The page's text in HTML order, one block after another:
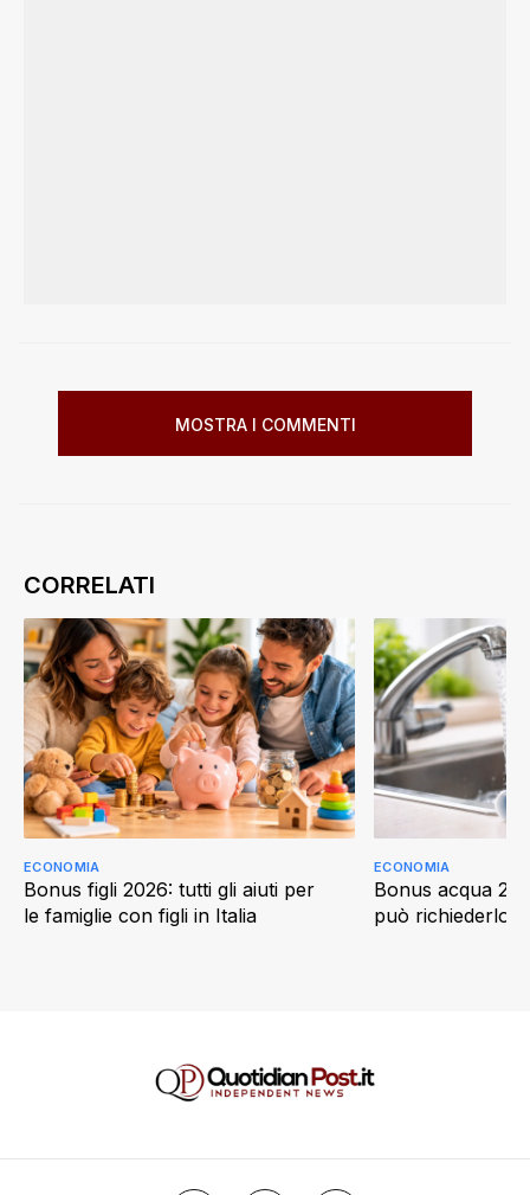
MOSTRA I COMMENTI
Bonus figli 2026: tutti gli aiuti per
le famiglie con figli in Italia
ECONOMIA
Bonus acqua
può richiederlo
ECONOMIA